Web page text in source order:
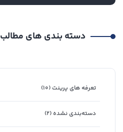
دسته بندی های مطالب
تعرفه های پرینت (۱۰)
دسته‌بندی نشده (۲)